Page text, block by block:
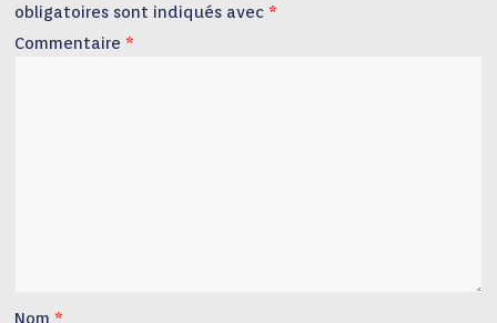
obligatoires sont indiqués avec *
Commentaire *
Nom *